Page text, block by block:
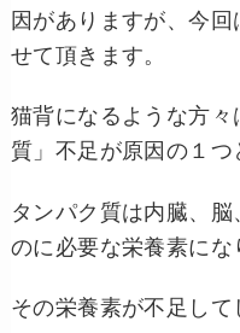
因がありますが、今
せて頂きます。
猫背になるような方
質」不足が原因の１つ
タンパク質は内臓、
のに必要な栄養素にな
その栄養素が不足して